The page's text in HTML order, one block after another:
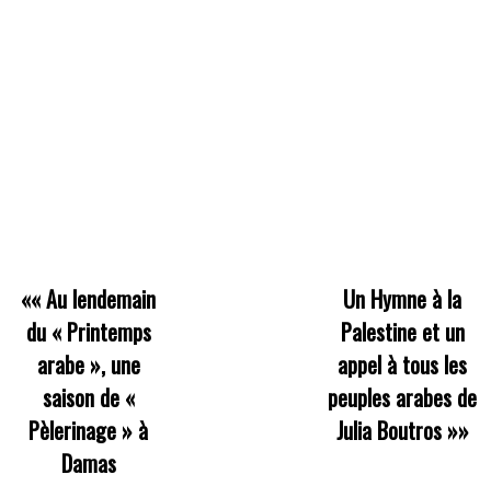
««Au lendemain
du « Printemps
arabe », une
saison de «
Pèlerinage » à
Damas
Un Hymne à la
Palestine et un
appel à tous les
peuples arabes de
Julia Boutros»»